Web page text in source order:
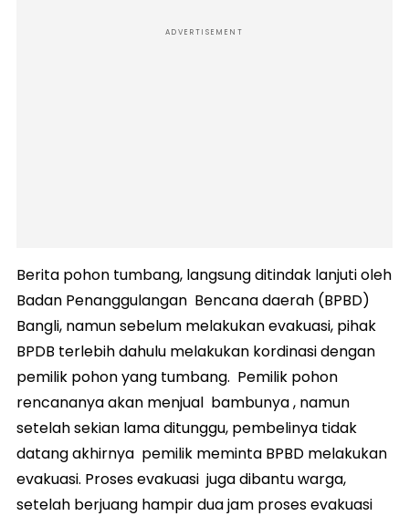
ADVERTISEMENT
Berita pohon tumbang, langsung ditindak lanjuti oleh
Badan Penanggulangan Bencana daerah (BPBD)
Bangli, namun sebelum melakukan evakuasi, pihak
BPDB terlebih dahulu melakukan kordinasi dengan
pemilik pohon yang tumbang. Pemilik pohon
rencananya akan menjual bambunya , namun
setelah sekian lama ditunggu, pembelinya tidak
datang akhirnya pemilik meminta BPBD melakukan
evakuasi. Proses evakuasi juga dibantu warga,
setelah berjuang hampir dua jam proses evakuasi